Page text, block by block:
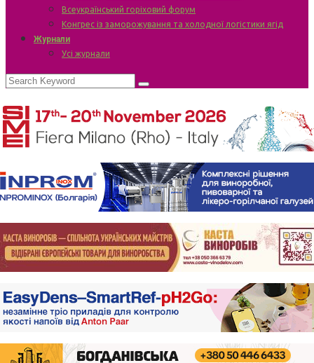
Всеукраїнський горіховий форум
Конгрес із заморожування та холодної логістики ягід
Журнали
Усі журнали